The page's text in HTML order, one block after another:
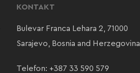
KONTAKT
Bulevar Franca Lehara 2, 71000
Sarajevo, Bosnia and Herzegovina
Telefon: +387 33 590 579